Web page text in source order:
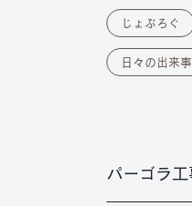
じょぶろぐ
日々の出来事
パーゴラ工